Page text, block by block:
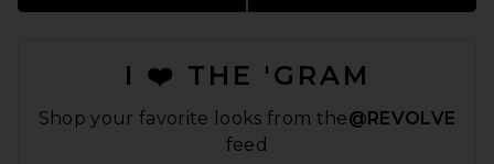
I ❤️ THE 'GRAM
Shop your favorite looks from the@REVOLVE
feed